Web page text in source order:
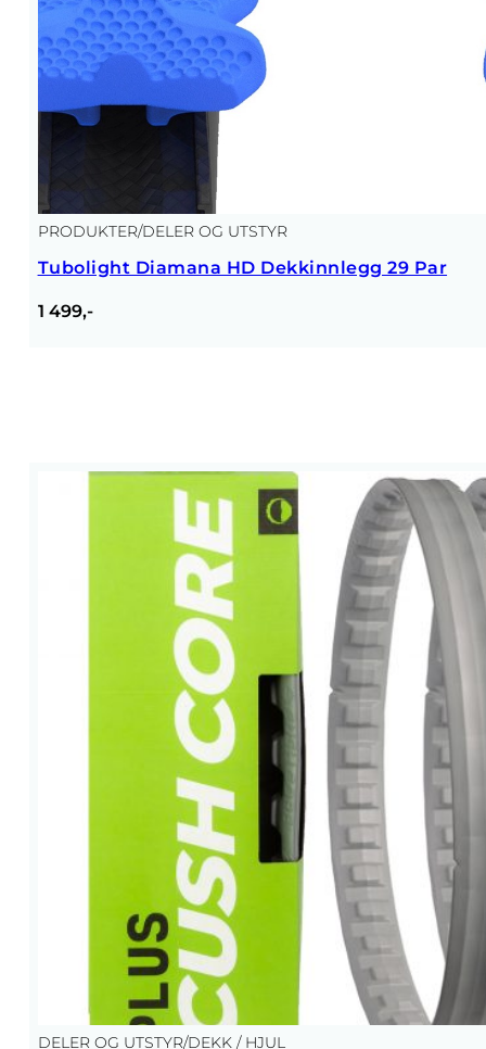
PRODUKTER/DELER OG UTSTYR
Tubolight Diamana HD Dekkinnlegg 29 Par
1 499,-
DELER OG UTSTYR/DEKK / HJUL